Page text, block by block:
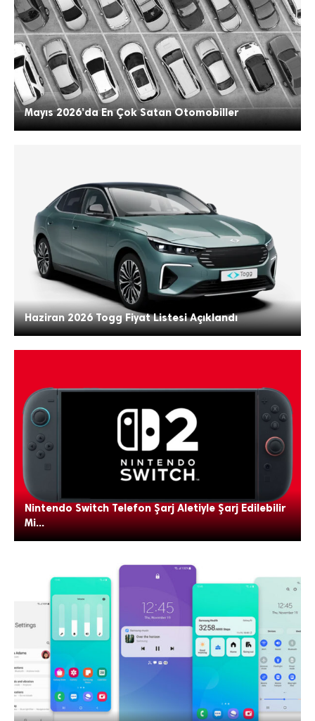
Mayıs 2026’da En Çok Satan Otomobiller
Haziran 2026 Togg Fiyat Listesi Açıklandı
Nintendo Switch Telefon Şarj Aletiyle Şarj Edilebilir
Mi...